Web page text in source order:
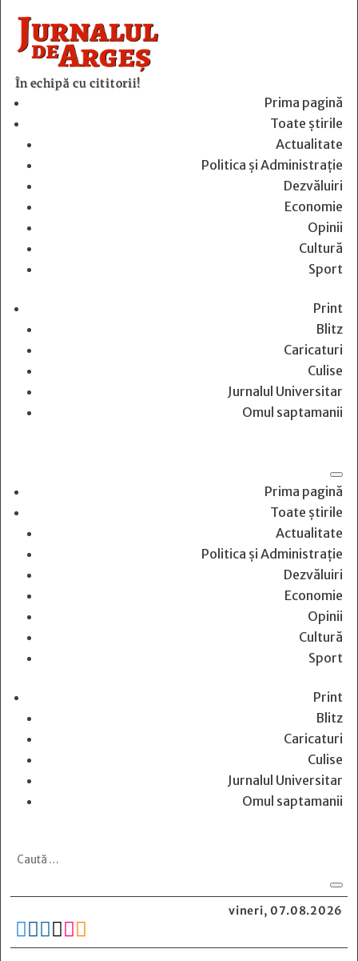
În echipă cu cititorii!
Prima pagină
Toate știrile
Actualitate
Politica și Administrație
Dezvăluiri
Economie
Opinii
Cultură
Sport
Print
Blitz
Caricaturi
Culise
Jurnalul Universitar
Omul saptamanii
Prima pagină
Toate știrile
Actualitate
Politica și Administrație
Dezvăluiri
Economie
Opinii
Cultură
Sport
Print
Blitz
Caricaturi
Culise
Jurnalul Universitar
Omul saptamanii
vineri, 07.08.2026
     